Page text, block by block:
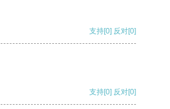
支持[0] 反对[0]
支持[0] 反对[0]